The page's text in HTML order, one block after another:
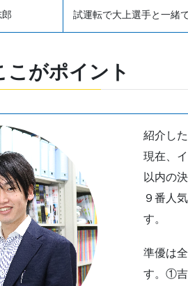
試運転で大上選手と一緒
こがポイント
紹介し
現在、
以内の決
９番人
す。
準優は
す。①